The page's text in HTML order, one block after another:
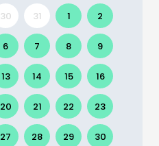
30 31 1 2
6 7 8 9
13 14 15 16
20 21 22 23
27 28 29 30